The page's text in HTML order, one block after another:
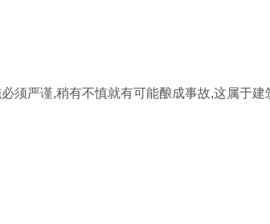
须严谨,稍有不慎就有可能酿成事故,这属于